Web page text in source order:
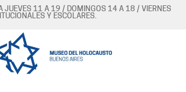
JUEVES 11 A 19 / DOMINGOS 14 A 18 / VIERNES
Y ESCOLARES.